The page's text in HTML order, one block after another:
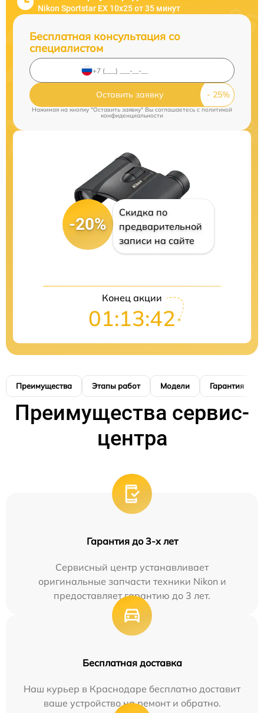
Nikon Sportstar EX 10x25 от 35 минут
Бесплатная консультация со
специалистом
Оставить заявку
Нажимая на кнопку "Оставить заявку" Вы соглашаетесь cполитикой
конфиденциальности
-20%
Скидка по
предварительной
записи на сайте
Конец акции
01:13:41
Преимущества Этапы работ Модели Гарантия
Преимущества сервис-
центра
Гарантия до 3-х лет
Сервисный центр устанавливает
оригинальные запчасти техники Nikon и
предоставляет гарантию до 3 лет.
Бесплатная доставка
Наш курьер в Краснодаре бесплатно доставит
ваше устройство на ремонт и обратно.